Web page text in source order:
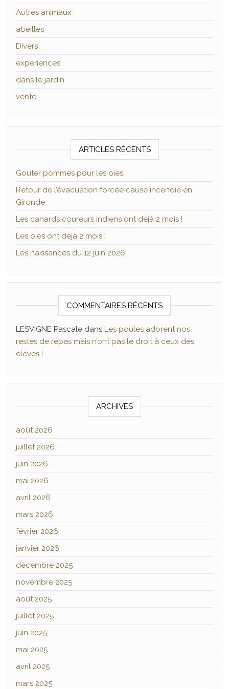
Autres animaux
abeilles
Divers
experiences
dans le jardin
vente
ARTICLES RÉCENTS
Gouter pommes pour les oies
Retour de l’évacuation forcée cause incendie en
Gironde
Les canards coureurs indiens ont déjà 2 mois !
Les oies ont déjà 2 mois !
Les naissances du 12 juin 2026
COMMENTAIRES RÉCENTS
LESVIGNE Pascale dans Les poules adorent nos
restes de repas mais n’ont pas le droit à ceux des
élèves !
ARCHIVES
août 2026
juillet 2026
juin 2026
mai 2026
avril 2026
mars 2026
février 2026
janvier 2026
décembre 2025
novembre 2025
août 2025
juillet 2025
juin 2025
mai 2025
avril 2025
mars 2025